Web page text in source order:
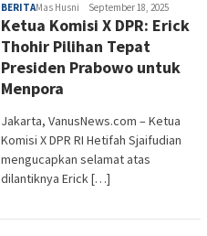
BERITAMas Husni September 18, 2025
Ketua Komisi X DPR: Erick
Thohir Pilihan Tepat
Presiden Prabowo untuk
Menpora
Jakarta, VanusNews.com – Ketua
Komisi X DPR RI Hetifah Sjaifudian
mengucapkan selamat atas
dilantiknya Erick […]